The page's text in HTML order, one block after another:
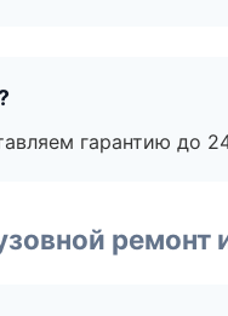
гарантию до
ремонт